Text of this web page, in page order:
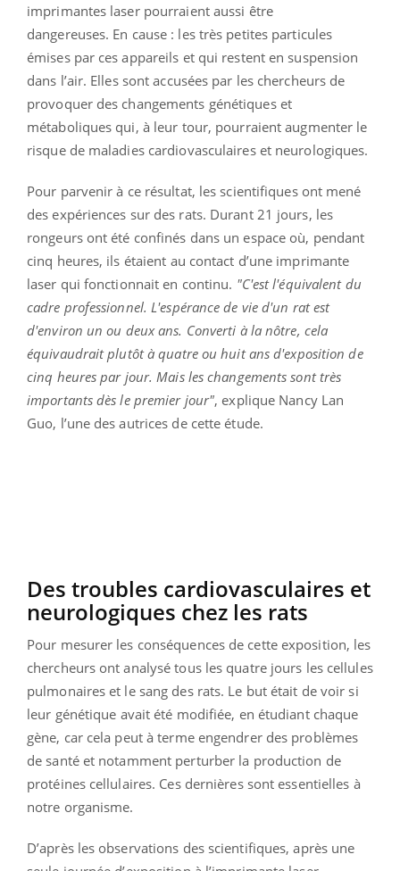
imprimantes laser pourraient aussi être
dangereuses. En cause : les très petites particules
émises par ces appareils et qui restent en suspension
dans l’air. Elles sont accusées par les chercheurs de
provoquer des changements génétiques et
métaboliques qui, à leur tour, pourraient augmenter le
risque de maladies cardiovasculaires et neurologiques.
Pour parvenir à ce résultat, les scientifiques ont mené
des expériences sur des rats. Durant 21 jours, les
rongeurs ont été confinés dans un espace où, pendant
cinq heures, ils étaient au contact d’une imprimante
laser qui fonctionnait en continu. "C'est l'équivalent du
cadre professionnel. L'espérance de vie d'un rat est
d'environ un ou deux ans. Converti à la nôtre, cela
équivaudrait plutôt à quatre ou huit ans d'exposition de
cinq heures par jour. Mais les changements sont très
importants dès le premier jour", explique Nancy Lan
Guo, l’une des autrices de cette étude.
Des troubles cardiovasculaires et
neurologiques chez les rats
Pour mesurer les conséquences de cette exposition, les
chercheurs ont analysé tous les quatre jours les cellules
pulmonaires et le sang des rats. Le but était de voir si
leur génétique avait été modifiée, en étudiant chaque
gène, car cela peut à terme engendrer des problèmes
de santé et notamment perturber la production de
protéines cellulaires. Ces dernières sont essentielles à
notre organisme.
D’après les observations des scientifiques, après une